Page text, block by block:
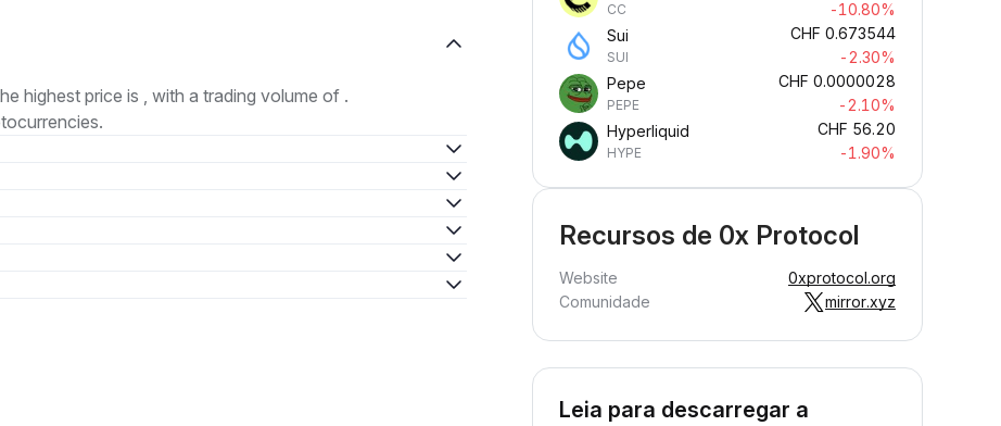
highest price is , with a trading volume of .
CC
-10.80%
Sui
SUI
CHF 0.673544
-2.30%
Pepe
PEPE
CHF 0.0000028
-2.10%
Hyperliquid
HYPE
CHF 56.20
-1.90%
Recursos de 0x Protocol
Website
0xprotocol.org
Comunidade
mirror.xyz
Leia para descarregar a